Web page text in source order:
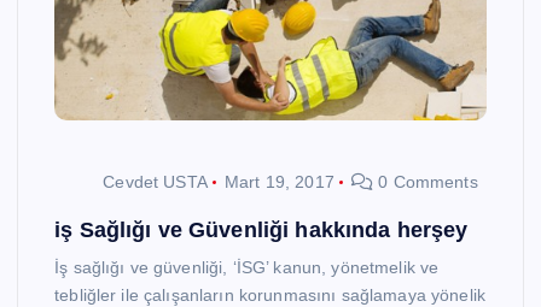
Cevdet USTA Mart 19, 2017 0 Comments
iş Sağlığı ve Güvenliği hakkında herşey
İş sağlığı ve güvenliği, ‘İSG’ kanun, yönetmelik ve
tebliğler ile çalışanların korunmasını sağlamaya yönelik